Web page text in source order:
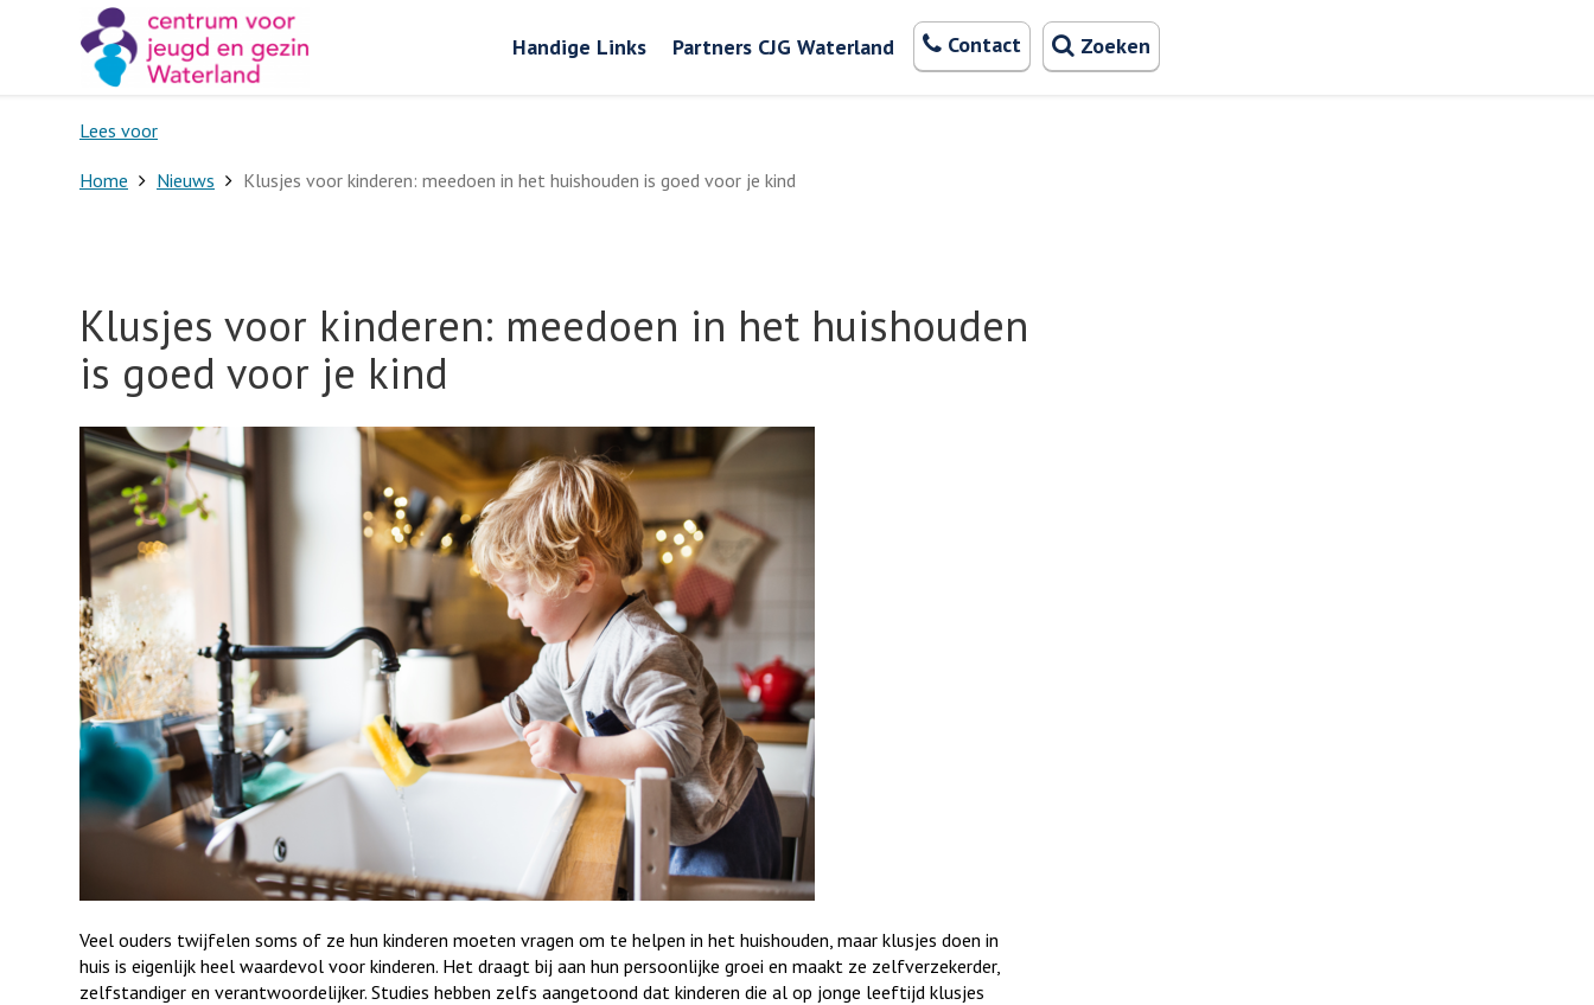
Handige Links Partners CJG Waterland Contact Zoeken
Lees voor
Home Nieuws Klusjes voor kinderen: meedoen in het huishouden is goed voor je kind
Klusjes voor kinderen: meedoen in het huishouden
is goed voor je kind
Veel ouders twijfelen soms of ze hun kinderen moeten vragen om te helpen in het huishouden, maar klusjes doen in
huis is eigenlijk heel waardevol voor kinderen. Het draagt bij aan hun persoonlijke groei en maakt ze zelfverzekerder,
zelfstandiger en verantwoordelijker. Studies hebben zelfs aangetoond dat kinderen die al op jonge leeftijd klusjes